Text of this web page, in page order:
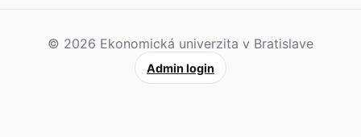
© 2026 Ekonomická univerzita v Bratislave
Admin login